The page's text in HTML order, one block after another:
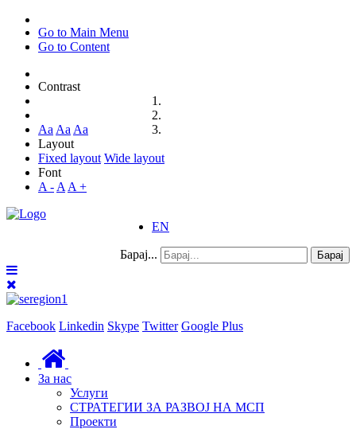
Go to Main Menu
Go to Content
Contrast
Aa Aa Aa
Layout
Fixed layout Wide layout
Font
A - A A +
EN
Барај... Барај
Facebook Linkedin Skype Twitter Google Plus
За нас
Услуги
СТРАТЕГИИ ЗА РАЗВОЈ НА МСП
Проекти